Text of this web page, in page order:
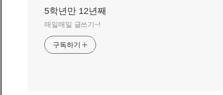
5학년만 12년째
매일매일 글쓰기~!
구독하기